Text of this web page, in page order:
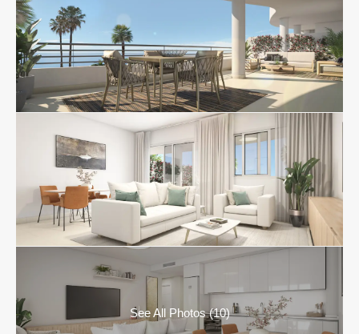
See All Photos (10)